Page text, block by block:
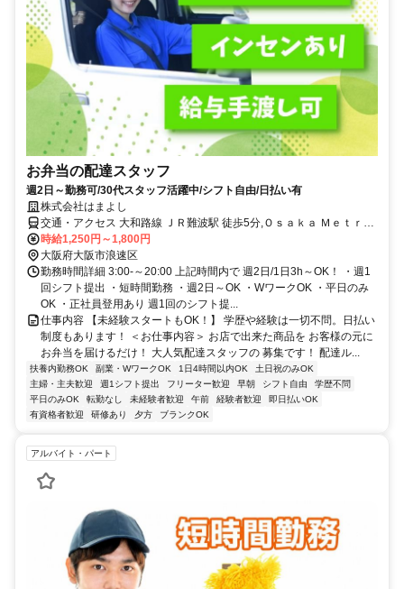
お弁当の配達スタッフ
週2日～勤務可/30代スタッフ活躍中/シフト自由/日払い有
株式会社はまよし
交通・アクセス 大和路線 ＪＲ難波駅 徒歩5分,Ｏｓａｋａ Ｍｅｔｒｏ
千日前線 桜川駅 徒歩6分,阪神なんば線 大阪難波駅 徒歩8分
時給1,250円～1,800円
大阪府大阪市浪速区
勤務時間詳細 3:00-～20:00 上記時間内で 週2日/1日3h～OK！ ・週1
回シフト提出 ・短時間勤務 ・週2日～OK ・WワークOK ・平日のみ
OK ・正社員登用あり 週1回のシフト提...
仕事内容 【未経験スタートもOK！】 学歴や経験は一切不問。日払い
制度もあります！ ＜お仕事内容＞ お店で出来た商品を お客様の元に
お弁当を届けるだけ！ 大人気配達スタッフの 募集です！ 配達ル...
扶養内勤務OK 副業・WワークOK 1日4時間以内OK
土日祝のみOK
主婦・主夫歓迎
週1シフト提出 フリーター歓迎 早朝 シフト自由
学歴不問
平日のみOK
転勤なし 未経験者歓迎 午前 経験者歓迎
即日払いOK
有資格者歓迎
研修あり 夕方 ブランクOK
アルバイト・パート